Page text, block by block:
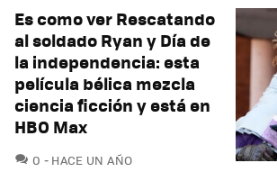
Es como ver Rescatando
al soldado Ryan y Día de
la independencia: esta
película bélica mezcla
ciencia ficción y está en
HBO Max
0 COMENTARIOS
HACE UN AÑO